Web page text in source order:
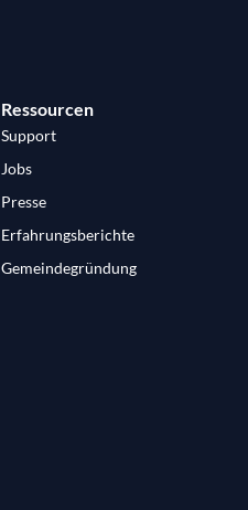
Ressourcen
Support
Jobs
Presse
Erfahrungsberichte
Gemeindegründung